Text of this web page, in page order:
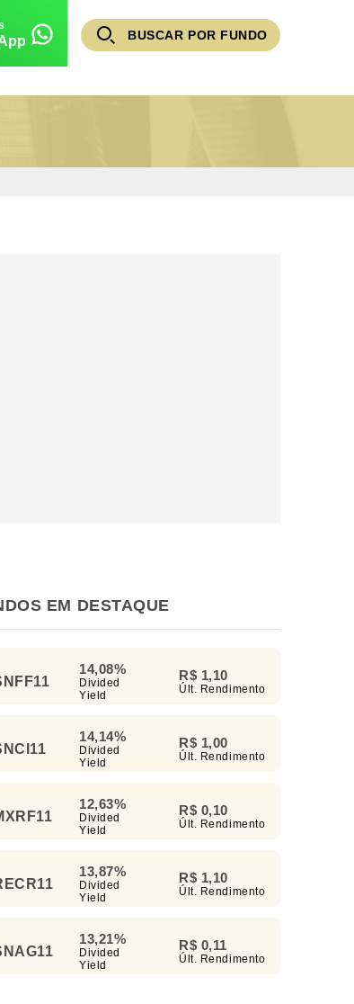
BUSCAR POR FUNDO
EM DESTAQUE
14,08%
Divided
Yield
R$ 1,10
Últ. Rendimento
14,14%
Divided
Yield
R$ 1,00
Últ. Rendimento
12,63%
Divided
Yield
R$ 0,10
Últ. Rendimento
13,87%
Divided
Yield
R$ 1,10
Últ. Rendimento
13,21%
Divided
Yield
R$ 0,11
Últ. Rendimento